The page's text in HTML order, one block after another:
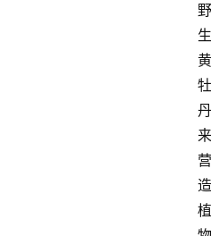
野
生
黄
牡
丹
来
营
造
植